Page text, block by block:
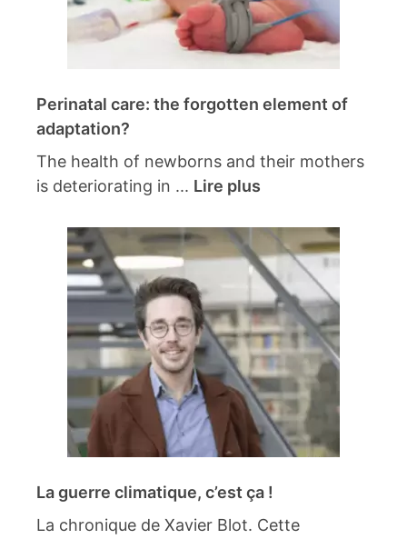
Perinatal care: the forgotten element of
adaptation?
The health of newborns and their mothers
is deteriorating in ... Lire plus
La guerre climatique, c’est ça !
La chronique de Xavier Blot. Cette